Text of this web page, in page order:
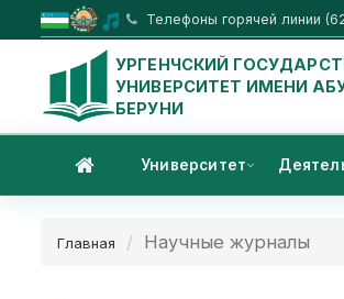
Телефоны горячей линии
УРГЕНЧСКИЙ
УНИВЕРСИТЕТ ИМЕНИ
БЕРУНИ
Университет
Главная Научные журналы